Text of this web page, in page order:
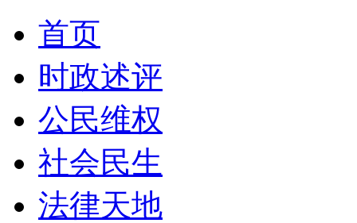
首页
时政述评
公民维权
社会民生
法律天地